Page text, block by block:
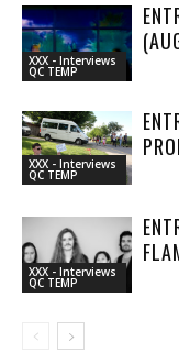
XXX - Interviews
QC TEMP
XXX - Interviews
QC TEMP
XXX - Interviews
QC TEMP